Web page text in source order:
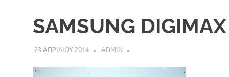
SAMSUNG
23 ΑΠΡΙΛΙΟΥ 2014 ADMIN